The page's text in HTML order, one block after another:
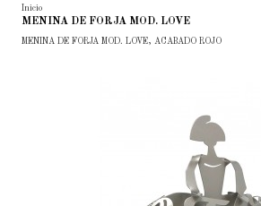
Inicio
MENINA DE FORJA MOD. LOVE
MENINA DE FORJA MOD. LOVE, ACABADO ROJO